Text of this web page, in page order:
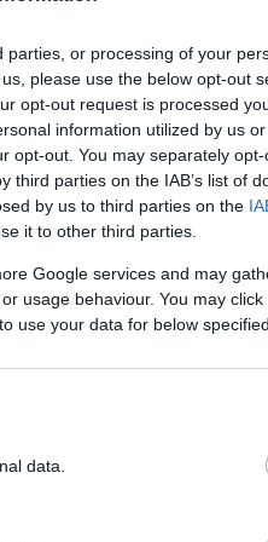
or processing of your
please use the below opt-out
opt-out request is processed
information utilized by us
opt-out. You may separately
parties on the IAB’s list of
by us to third parties on the
it to other third parties.
Google services and may
usage behaviour. You may
use your data for below
data.
την εκ νέου
μετά την άρση της
των άνω των 30 ετών
προχωρά η Εθνική
να δίνεται η
ηλικίας 30 ως 59 ετών
το επιθυμούν την